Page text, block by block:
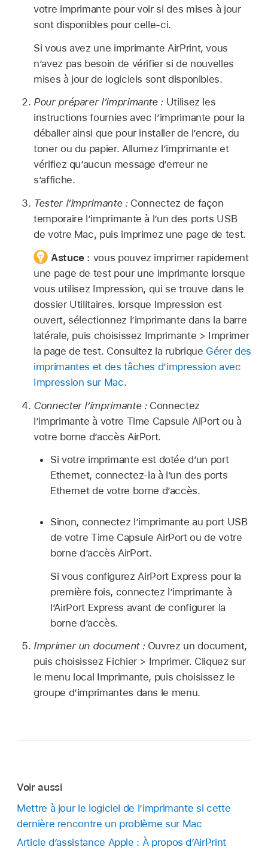
votre imprimante pour voir si des mises à jour
sont disponibles pour celle-ci.
Si vous avez une imprimante AirPrint, vous
n’avez pas besoin de vérifier si de nouvelles
mises à jour de logiciels sont disponibles.
Pour préparer l’imprimante : Utilisez les
instructions fournies avec l’imprimante pour la
déballer ainsi que pour installer de l’encre, du
toner ou du papier. Allumez l’imprimante et
vérifiez qu’aucun message d’erreur ne
s’affiche.
Tester l’imprimante :Connectez de façon
temporaire l’imprimante à l’un des ports USB
de votre Mac, puis imprimez une page de test.
Astuce : vous pouvez imprimer rapidement
une page de test pour une imprimante lorsque
vous utilisez Impression, qui se trouve dans le
dossier Utilitaires. lorsque Impression est
ouvert, sélectionnez lʼimprimante dans la barre
latérale, puis choisissez Imprimante > Imprimer
la page de test. Consultez la rubrique Gérer des
imprimantes et des tâches dʼimpression avec
Impression sur Mac.
Connecter l’imprimante :Connectez
l’imprimante à votre Time Capsule AiPort ou à
votre borne d’accès AirPort.
Si votre imprimante est dotée d’un port
Ethernet, connectez-la à l’un des ports
Ethernet de votre borne d’accès.
Sinon, connectez l’imprimante au port USB
de votre Time Capsule AirPort ou de votre
borne d’accès AirPort.
Si vous configurez AirPort Express pour la
première fois, connectez l’imprimante à
l’AirPort Express avant de configurer la
borne d’accès.
Imprimer un document :Ouvrez un document,
puis choisissez Fichier > Imprimer. Cliquez sur
le menu local Imprimante, puis choisissez le
groupe d’imprimantes dans le menu.
Voir aussi
Mettre à jour le logiciel de l’imprimante si cette
dernière rencontre un problème sur Mac
Article d’assistance Apple : À propos d’AirPrint